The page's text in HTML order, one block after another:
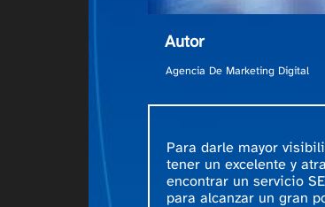
Autor
Agencia De Marketing Digital
Para darle mayor
tener un excelente y
encontrar un servicio
para alcanzar un gran